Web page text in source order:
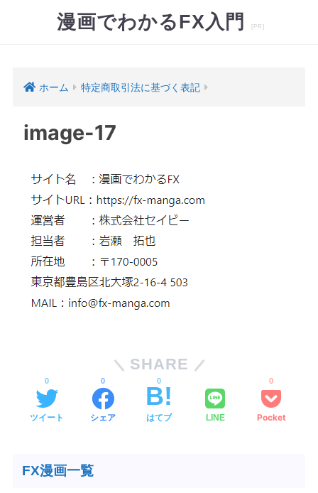
漫画でわかるFX入門
ホーム 特定商取引法に基づく表記
image-17
SHARE
ツイート
0
シェア
0
はてブ
0
LINE Pocket
0
FX漫画一覧